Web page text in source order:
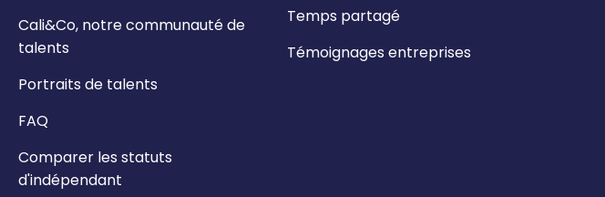
Cali&Co, notre communauté de
talents
Portraits de talents
FAQ
Comparer les statuts
d'indépendant
Temps partagé
Témoignages entreprises